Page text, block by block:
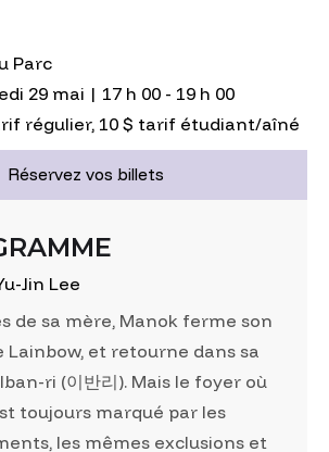
Parc
29 mai | 17 h 00 - 19 h 00
régulier, 10 $ tarif étudiant/aîné
Réservez vos billets
Jin Lee
de sa mère, Manok ferme son
Lainbow, et retourne dans sa
ri (이반리). Mais le foyer où
toujours marqué par les
les mêmes exclusions et